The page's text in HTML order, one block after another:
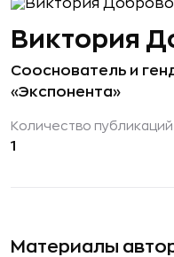
Материалы
Виктория
Сооснователь и
«Экспонента»
Количество публикаций
1